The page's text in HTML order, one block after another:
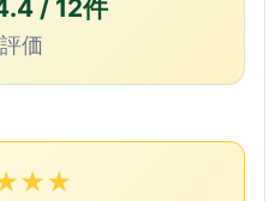
/ 12件
価